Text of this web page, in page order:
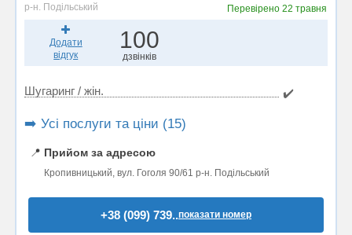
р-н. Подільський Перевірено22 травня
Додати
відгук
100
дзвінків
Шугаринг / жін. ✔️
➡️ Усі послуги та ціни (15)
📍 Прийом за адресою
Кропивницький, вул. Гоголя 90/61 р-н. Подільський
+38 (099) 739..показати номер